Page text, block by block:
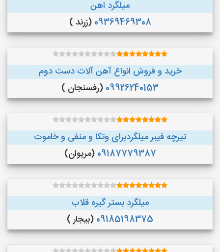
میلگرد اهن
09369469308 (زرند )
خرید و فروش انواع آهن آلات دست دوم
09926240153 (رفسنجان )
تیرچه فیبر میلگردبرای وتکا و منفی و خاموت
09187779387 (مریوان)
میلگرد بستر گیره قلاب
09185198375 (بیجار )